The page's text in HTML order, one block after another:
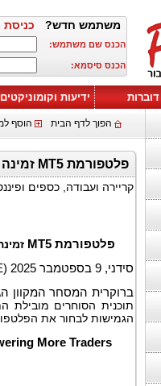
משתמש חדש?
הכנס שם משתמש:
הכנס סיסמא:
דוברות ידיעות וקומוניקטים
הפוך לדף הבית הוסף
פלטפורמת MT5 זמינה כעת ב-Axi Select, ומעצימה יותר סוחרים באופן גלובלי
קריירה ועבודה, כספים
פלטפורמת MT5
סידני, 9 בספטמבר 2025 (GLOBE NEWSWIRE) –
ברוקרית המסחר המקוון
תוכנית הסוחרים מובילת
הגמישות לבחור את
More Traders